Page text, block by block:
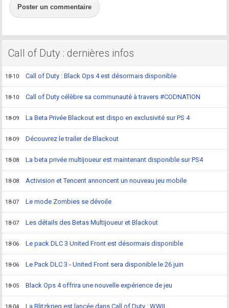
Poster un commentaire
Call of Duty : dernières infos
18-10 Call of Duty : Black Ops 4 est désormais disponible
18-10 Call of Duty célèbre sa communauté à travers #CODNATION
18-09 La Beta Privée Blackout est dispo en exclusivité sur PS 4
18-09 Découvrez le trailer de Blackout
18-08 La beta privée multijoueur est maintenant disponible sur PS4
18-08 Activision et Tencent annoncent un nouveau jeu mobile
18-07 Le mode Zombies se dévoile
18-07 Les détails des Betas Multijoueur et Blackout
18-06 Le pack DLC 3 United Front est désormais disponible
18-06 Le Pack DLC 3 - United Front sera disponible le 26 juin
18-05 Black Ops 4 offrira une nouvelle expérience de jeu
La Blitzkrieg est lancée dans Call of Duty : WWII